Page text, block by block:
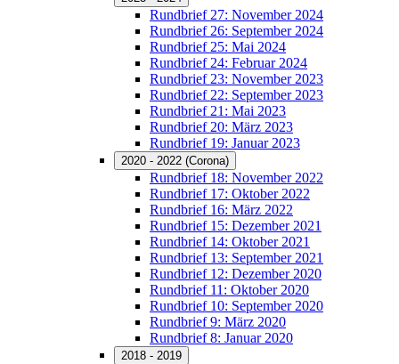
Rundbrief 27: November 2024
Rundbrief 26: September 2024
Rundbrief 25: Mai 2024
Rundbrief 24: Februar 2024
Rundbrief 23: November 2023
Rundbrief 22: September 2023
Rundbrief 21: Mai 2023
Rundbrief 20: März 2023
Rundbrief 19: Januar 2023
2020 - 2022 (Corona)
Rundbrief 18: November 2022
Rundbrief 17: Oktober 2022
Rundbrief 16: März 2022
Rundbrief 15: Dezember 2021
Rundbrief 14: Oktober 2021
Rundbrief 13: September 2021
Rundbrief 12: Dezember 2020
Rundbrief 11: Oktober 2020
Rundbrief 10: September 2020
Rundbrief 9: März 2020
Rundbrief 8: Januar 2020
2018 - 2019